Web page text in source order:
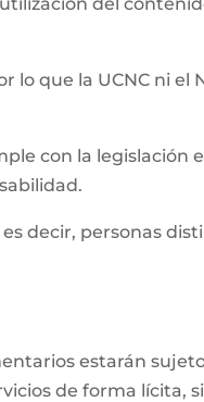
que la UCNC ni el
con la legislación
decir, personas
estarán
de forma lícita,